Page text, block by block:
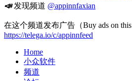
📣发现频道 @appinnfaxian
在这个频道发布广告（Buy ads on this
https://telega.io/c/appinnfeed
Home
小众软件
频道